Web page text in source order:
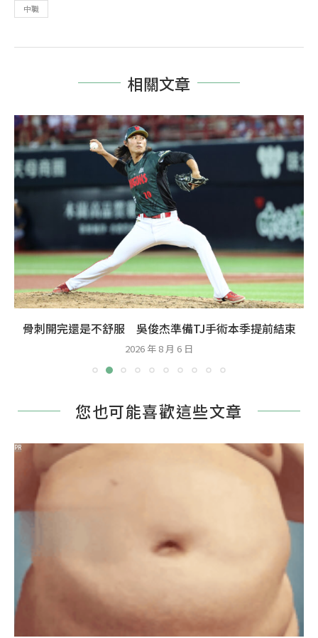
中職
相關文章
骨刺開完還是不舒服 吳俊杰準備TJ手術本季提前結束
2026 年 8 月 6 日
您也可能喜歡這些文章
PR